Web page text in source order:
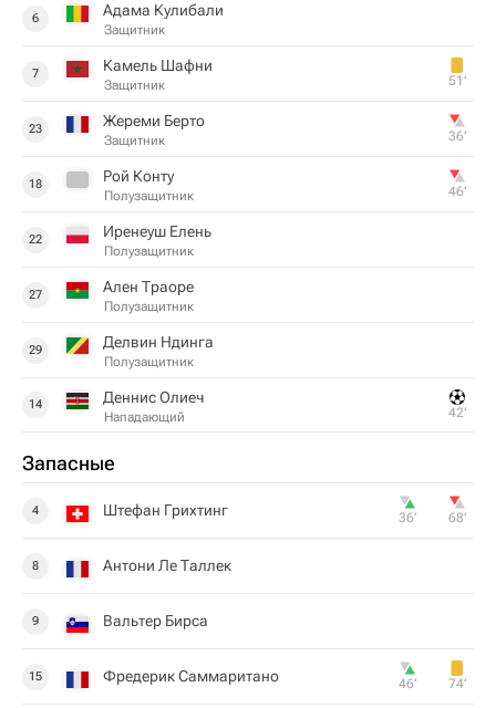
6 Адама Кулибали
Защитник
7 Камель Шафни
Защитник 51‎’‎
23 Жереми Берто
Защитник 36‎’‎
18 Рой Конту
Полузащитник 46‎’‎
22 Иренеуш Елень
Полузащитник
27 Ален Траоре
Полузащитник
29 Делвин Ндинга
Полузащитник
14 Деннис Олиеч
Нападающий 42‎’‎
Запасные
4 Штефан Грихтинг 36‎’‎ 68‎’‎
8 Антони Ле Таллек
9 Вальтер Бирса
15 Фредерик Саммаритано 46‎’‎ 74‎’‎